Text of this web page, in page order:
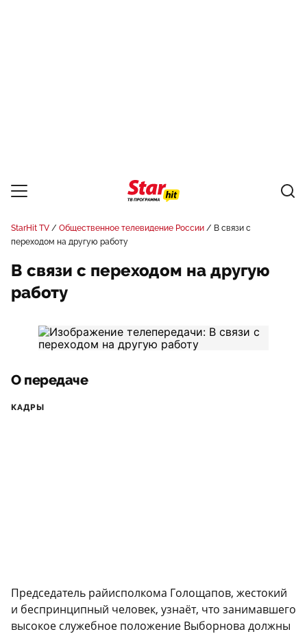
StarHit TV Общественное телевидение России
В связи с
переходом на другую работу
В связи с переходом на другую
работу
О передаче
КАДРЫ
Председатель райисполкома Голощапов, жестокий
и беспринципный человек, узнаёт, что занимавшего
высокое служебное положение Выборнова должны